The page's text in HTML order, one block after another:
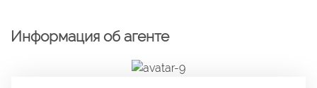
Информация об агенте